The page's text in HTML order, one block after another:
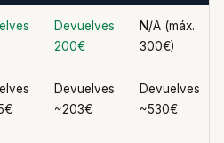
Devuelves
200€
N/A (máx.
300€)
Devuelves
~203€
Devuelves
~530€